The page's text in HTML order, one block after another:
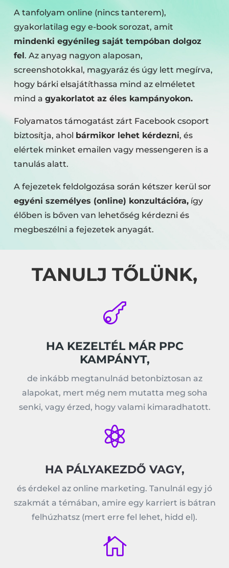
A tanfolyam online (nincs tanterem),
gyakorlatilag egy e-book sorozat, amit
mindenki egyénileg saját tempóban dolgoz
fel. Az anyag nagyon alaposan,
screenshotokkal, magyaráz és úgy lett megírva,
hogy bárki elsajátíthassa mind az elméletet
mind a gyakorlatot az éles kampányokon.
Folyamatos támogatást zárt Facebook csoport
biztosítja, ahol bármikor lehet kérdezni, és
elértek minket emailen vagy messengeren is a
tanulás alatt.
A fejezetek feldolgozása során kétszer kerül sor
egyéni személyes (online) konzultációra,így
élőben is bőven van lehetőség kérdezni és
megbeszélni a fejezetek anyagát.
TANULJ TŐLÜNK,

HA KEZELTÉL MÁR PPC
KAMPÁNYT,
de inkább megtanulnád betonbiztosan az
alapokat, mert még nem mutatta meg soha
senki, vagy érzed, hogy valami kimaradhatott.

HA PÁLYAKEZDŐ VAGY,
és érdekel az online marketing. Tanulnál egy jó
szakmát a témában, amire egy karriert is bátran
felhúzhatsz (mert erre fel lehet, hidd el).
